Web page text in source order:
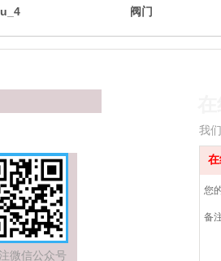
阀门
微信公众号
您
备
我